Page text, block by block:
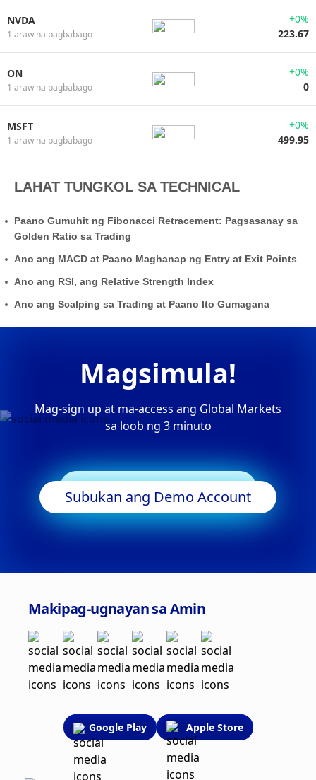
NVDA
1 araw na pagbabago
+0%
223.67
ON
1 araw na pagbabago
+0%
0
MSFT
1 araw na pagbabago
+0%
499.95
LAHAT TUNGKOL SA TECHNICAL
Paano Gumuhit ng Fibonacci Retracement: Pagsasanay sa
Golden Ratio sa Trading
Ano ang MACD at Paano Maghanap ng Entry at Exit Points
Ano ang RSI, ang Relative Strength Index
Ano ang Scalping sa Trading at Paano Ito Gumagana
Magsimula!
Mag-sign up at ma-access ang Global Markets
sa loob ng 3 minuto
Simulan ang Trading
Subukan ang Demo Account
Makipag-ugnayan sa Amin
Google Play Apple Store